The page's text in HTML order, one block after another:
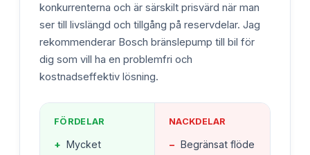
konkurrenterna och är särskilt prisvärd när man
ser till livslängd och tillgång på reservdelar. Jag
rekommenderar Bosch bränslepump till bil för
dig som vill ha en problemfri och
kostnadseffektiv lösning.
FÖRDELAR
+ Mycket
NACKDELAR
− Begränsat flöde